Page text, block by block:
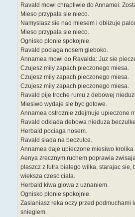
Ravald mowi chrapliwie do Annamei:
Mieso przypala sie nieco.
Namyslasz sie nad miesem i oblizuje
Mieso przypala sie nieco.
Ognisko plonie spokojnie.
Ravald pociaga nosem gleboko.
Annamea mowi do Ravalda: Juz sie
Czujesz mily zapach pieczonego miesa.
Czujesz mily zapach pieczonego miesa.
Czujesz mily zapach pieczonego miesa.
Ravald pije troche rumu z debowej
Miesiwo wydaje sie byc gotowe.
Annamea ostroznie zdejmuje upieczone
Ravald odklada debowa nieduza
Herbald pociaga nosem.
Ravald siada na beczulce.
Annamea daje upieczone miesiwo
Aenya zrecznym ruchem poprawia
plaszcz z futra bialego wilka, starajac sie,
wieksza czesc ciala.
Herbald kiwa glowa z uznaniem.
Ognisko plonie spokojnie.
Zaslaniasz reka oczy przed podmuchami
sniegiem.